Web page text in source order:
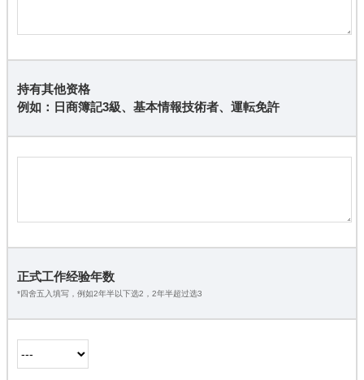
持有其他资格
例如：日商簿記3級、基本情報技術者、運転免許
正式工作经验年数
*四舍五入填写，例如2年半以下选2，2年半超过选3